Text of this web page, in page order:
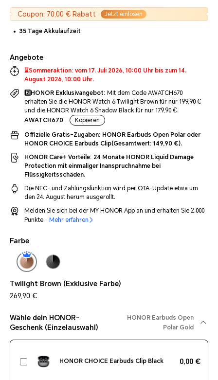
Coupon: 70,00 € Rabatt Jetzt einlösen
35 Tage Akkulaufzeit
Angebote
⌛Sommeraktion: vom 17. Juli 2026, 10:00 Uhr bis zum 14.
August 2026, 10:00 Uhr.
2️⃣HONOR Exklusivangebot: Mit dem Code AWATCH670
erhalten Sie die HONOR Watch 6 Twilight Brown für nur 199,90 €
und die HONOR Watch 6 Shadow Black für nur 179,90 €.
AWATCH670
Kopieren
Offizielle Gratis-Zugaben: HONOR Earbuds Open Polar oder
HONOR CHOICE Earbuds Clip(Gesamtwert: 149,90 €).
HONOR Care+ Vorteile: 24 Monate HONOR Liquid Damage
Protection mit einmaliger Inanspruchnahme bei
Flüssigkeitsschäden.
Die NFC- und Zahlungsfunktion wird per OTA-Update etwa um
den 24. August herum ausgerollt.
Melden Sie sich bei der MY HONOR App an und erhalten Sie 2.000
Punkte.
Mehr erfahren
Farbe
Twilight Brown (Exklusive Farbe)
269,90 €
Wähle dein HONOR-
Geschenk (Einzelauswahl)
HONOR Earbuds Open
Polar Gold
HONOR CHOICE Earbuds Clip Black 0,00 €